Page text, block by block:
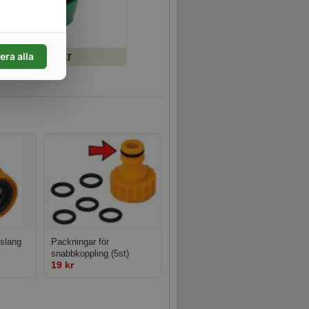
19 kr
Packningar för
snabbkoppling (5st)
19 kr
alla